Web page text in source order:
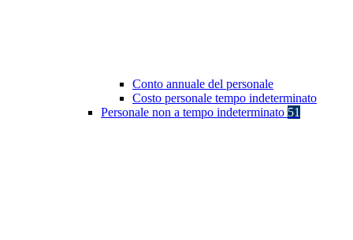
Conto annuale del personale
Costo personale tempo indeterminato
Personale non a tempo indeterminato 51